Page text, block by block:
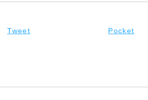
Tweet Pocket